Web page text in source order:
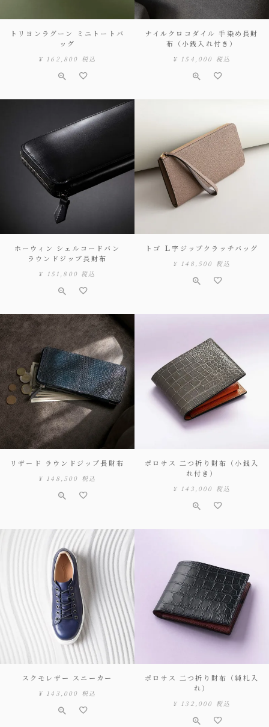
トリヨンラグーン ミニトートバ
ッグ
¥ 162,800 税込
ナイルクロコダイル 手染め長財
布（小銭入れ付き）
¥ 154,000 税込
ホーウィン シェルコードバン
ラウンドジップ長財布
¥ 151,800 税込
トゴ Ｌ字ジップクラッチバッグ
¥ 148,500 税込
リザード ラウンドジップ長財布
¥ 148,500 税込
ポロサス 二つ折り財布（小銭入
れ付き）
¥ 143,000 税込
スクモレザー スニーカー
¥ 143,000 税込
ポロサス 二つ折り財布（純札入
れ）
¥ 132,000 税込